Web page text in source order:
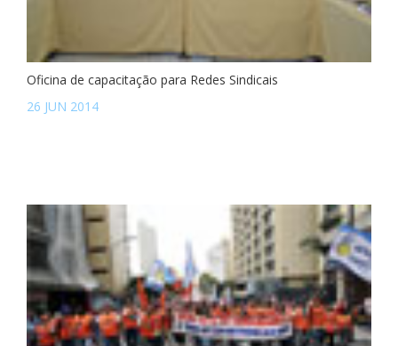
Oficina de capacitação para Redes Sindicais
26 JUN 2014